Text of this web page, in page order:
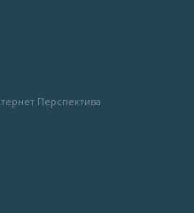
Перспектива